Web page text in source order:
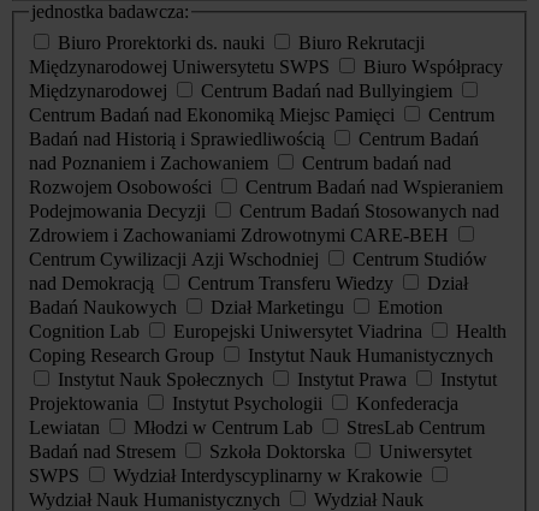
jednostka badawcza:
Biuro Prorektorki ds. nauki
Biuro Rekrutacji
Międzynarodowej Uniwersytetu SWPS
Biuro Współpracy
Międzynarodowej
Centrum Badań nad Bullyingiem
Centrum Badań nad Ekonomiką Miejsc Pamięci
Centrum
Badań nad Historią i Sprawiedliwością
Centrum Badań
nad Poznaniem i Zachowaniem
Centrum badań nad
Rozwojem Osobowości
Centrum Badań nad Wspieraniem
Podejmowania Decyzji
Centrum Badań Stosowanych nad
Zdrowiem i Zachowaniami Zdrowotnymi CARE-BEH
Centrum Cywilizacji Azji Wschodniej
Centrum Studiów
nad Demokracją
Centrum Transferu Wiedzy
Dział
Badań Naukowych
Dział Marketingu
Emotion
Cognition Lab
Europejski Uniwersytet Viadrina
Health
Coping Research Group
Instytut Nauk Humanistycznych
Instytut Nauk Społecznych
Instytut Prawa
Instytut
Projektowania
Instytut Psychologii
Konfederacja
Lewiatan
Młodzi w Centrum Lab
StresLab Centrum
Badań nad Stresem
Szkoła Doktorska
Uniwersytet
SWPS
Wydział Interdyscyplinarny w Krakowie
Wydział Nauk Humanistycznych
Wydział Nauk